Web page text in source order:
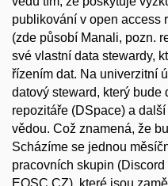
publikování v open access
(zde působí Manali, pozn.
své vlastní data stewardy,
řízením dat. Na univerzitní
datový steward, který
repozitáře (DSpace) a
vědou. Což znamená, že
Scházíme se jednou
pracovních skupin
EOSC CZ), které jsou